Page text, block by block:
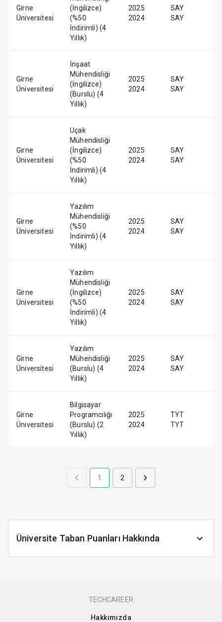
Girne
Üniversitesi
(İngilizce)
(%50
İndirimli) (4
Yıllık)
2025
2024
SAY
SAY
Girne
Üniversitesi
İnşaat
Mühendisliği
(İngilizce)
(Burslu) (4
Yıllık)
2025
2024
SAY
SAY
Girne
Üniversitesi
Uçak
Mühendisliği
(İngilizce)
(%50
İndirimli) (4
Yıllık)
2025
2024
SAY
SAY
Girne
Üniversitesi
Yazılım
Mühendisliği
(%50
İndirimli) (4
Yıllık)
2025
2024
SAY
SAY
Girne
Üniversitesi
Yazılım
Mühendisliği
(İngilizce)
(%50
İndirimli) (4
Yıllık)
2025
2024
SAY
SAY
Girne
Üniversitesi
Yazılım
Mühendisliği
(Burslu) (4
Yıllık)
2025
2024
SAY
SAY
Girne
Üniversitesi
Bilgisayar
Programcılığı
(Burslu) (2
Yıllık)
2025
2024
TYT
TYT
1 2
Üniversite Taban Puanları Hakkında
TECHCAREER
Hakkımızda